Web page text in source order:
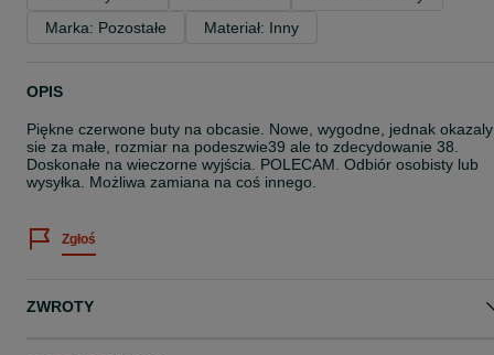
Marka: Pozostałe
Materiał: Inny
OPIS
Piękne czerwone buty na obcasie. Nowe, wygodne, jednak okazaly
sie za małe, rozmiar na podeszwie39 ale to zdecydowanie 38.
Doskonałe na wieczorne wyjścia. POLECAM. Odbiór osobisty lub
wysyłka. Możliwa zamiana na coś innego.
Zgłoś
ZWROTY